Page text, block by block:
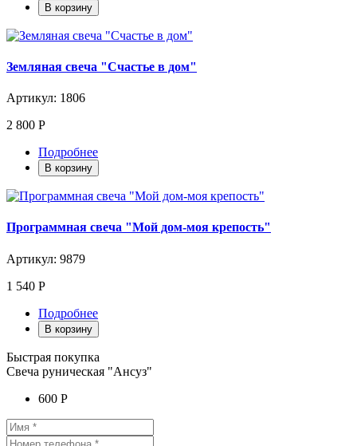
В корзину
Земляная свеча "Счастье в дом"
Артикул: 1806
2 800 Р
Подробнее
В корзину
Программная свеча "Мой дом-моя крепость"
Артикул: 9879
1 540 Р
Подробнее
В корзину
Быстрая покупка
Свеча руническая "Ансуз"
600 Р